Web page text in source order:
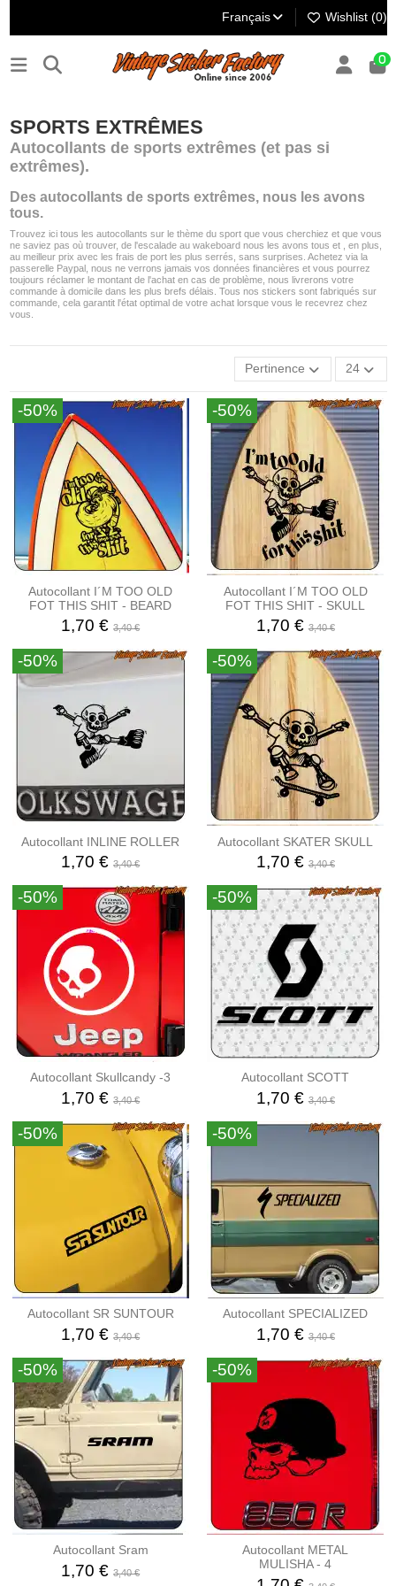
Français Wishlist (0)
0
SPORTS EXTRÊMES
Autocollants de sports extrêmes (et pas si
extrêmes).
Des autocollants de sports extrêmes, nous les avons
tous.
Trouvez ici tous les autocollants sur le thème du sport que vous cherchiez et que vous
ne saviez pas où trouver, de l'escalade au wakeboard nous les avons tous et , en plus,
au meilleur prix avec les frais de port les plus serrés, sans surprises. Achetez via la
passerelle Paypal, nous ne verrons jamais vos données financières et vous pourrez
toujours réclamer le montant de l'achat en cas de problème, nous livrerons votre
commande à domicile dans les plus brefs délais. Tous nos stickers sont fabriqués sur
commande, cela garantit l'état optimal de votre achat lorsque vous le recevrez chez
vous.
Pertinence 24
-50%
Autocollant I´M TOO OLD
FOT THIS SHIT - BEARD
1,70 €3,40 €
-50%
Autocollant I´M TOO OLD
FOT THIS SHIT - SKULL
1,70 €3,40 €
-50%
Autocollant INLINE ROLLER
1,70 €3,40 €
-50%
Autocollant SKATER SKULL
1,70 €3,40 €
-50%
Autocollant Skullcandy -3
1,70 €3,40 €
-50%
Autocollant SCOTT
1,70 €3,40 €
-50%
Autocollant SR SUNTOUR
1,70 €3,40 €
-50%
Autocollant SPECIALIZED
1,70 €3,40 €
-50%
Autocollant Sram
1,70 €3,40 €
-50%
Autocollant METAL
MULISHA - 4